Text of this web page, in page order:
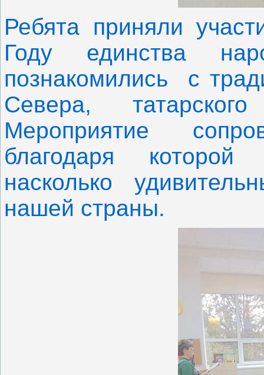
Ребята приняли
Году единства
познакомились с
Севера,
Мероприятие
благодаря
насколько
нашей страны.